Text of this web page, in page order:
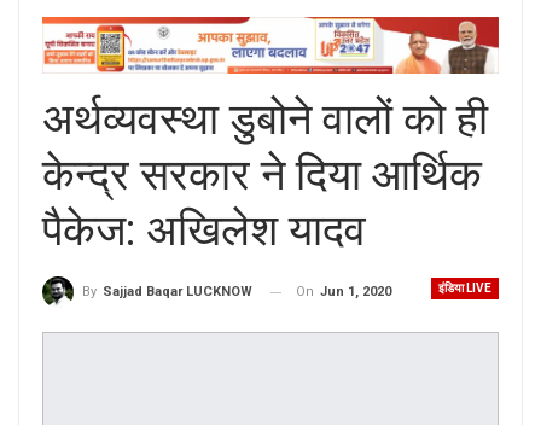
अर्थव्यवस्था डुबोने वालों को ही
केन्द्र सरकार ने दिया आर्थिक
पैकेज: अखिलेश यादव
इंडिया LIVE
By Sajjad Baqar LUCKNOW On Jun 1, 2020